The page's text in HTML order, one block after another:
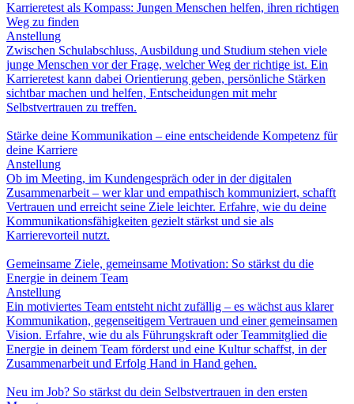
Karrieretest als Kompass: Jungen Menschen helfen, ihren richtigen
Weg zu finden
Anstellung
Zwischen Schulabschluss, Ausbildung und Studium stehen viele
junge Menschen vor der Frage, welcher Weg der richtige ist. Ein
Karrieretest kann dabei Orientierung geben, persönliche Stärken
sichtbar machen und helfen, Entscheidungen mit mehr
Selbstvertrauen zu treffen.
Stärke deine Kommunikation – eine entscheidende Kompetenz für
deine Karriere
Anstellung
Ob im Meeting, im Kundengespräch oder in der digitalen
Zusammenarbeit – wer klar und empathisch kommuniziert, schafft
Vertrauen und erreicht seine Ziele leichter. Erfahre, wie du deine
Kommunikationsfähigkeiten gezielt stärkst und sie als
Karrierevorteil nutzt.
Gemeinsame Ziele, gemeinsame Motivation: So stärkst du die
Energie in deinem Team
Anstellung
Ein motiviertes Team entsteht nicht zufällig – es wächst aus klarer
Kommunikation, gegenseitigem Vertrauen und einer gemeinsamen
Vision. Erfahre, wie du als Führungskraft oder Teammitglied die
Energie in deinem Team förderst und eine Kultur schaffst, in der
Zusammenarbeit und Erfolg Hand in Hand gehen.
Neu im Job? So stärkst du dein Selbstvertrauen in den ersten